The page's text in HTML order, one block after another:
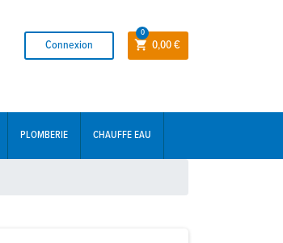
Connexion  0,00 €
0
PLOMBERIE CHAUFFE EAU